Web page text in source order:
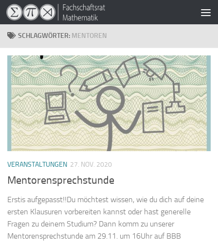
Zum Inhalt springen
SCHLAGWÖRTER: MENTOREN
VERANSTALTUNGEN 27. NOV. 2020
Mentorensprechstunde
Erstis aufgepasst!!Du möchtest wissen, wie du dich auf deine
ersten Klausuren vorbereiten kannst oder hast generelle
Fragen zu deinem Studium? Dann komm zu unserer
Mentorensprechstunde am 29.11. um 16Uhr auf BBB